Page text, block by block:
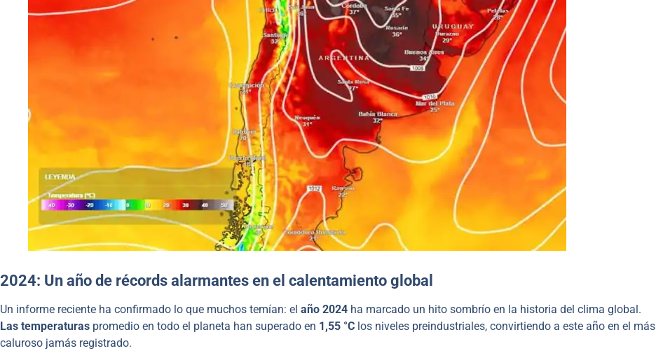
2024: Un año de récords alarmantes en el calentamiento global
Un informe reciente ha confirmado lo que muchos temían: el año 2024 ha marcado un hito sombrío en la historia del clima global.
Las temperaturas promedio en todo el planeta han superado en 1,55 °C los niveles preindustriales, convirtiendo a este año en el más
caluroso jamás registrado.